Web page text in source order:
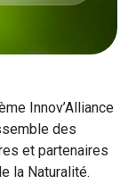
Innov’Alliance
des
et partenaires
la Naturalité.